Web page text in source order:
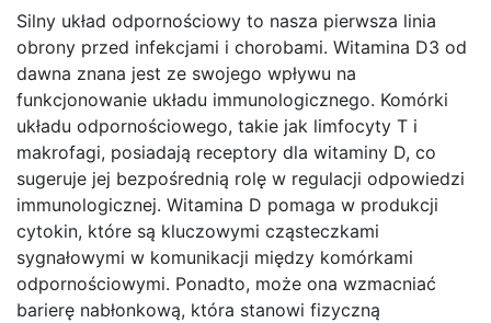
Silny układ odpornościowy to nasza pierwsza linia
obrony przed infekcjami i chorobami. Witamina D3 od
dawna znana jest ze swojego wpływu na
funkcjonowanie układu immunologicznego. Komórki
układu odpornościowego, takie jak limfocyty T i
makrofagi, posiadają receptory dla witaminy D, co
sugeruje jej bezpośrednią rolę w regulacji odpowiedzi
immunologicznej. Witamina D pomaga w produkcji
cytokin, które są kluczowymi cząsteczkami
sygnałowymi w komunikacji między komórkami
odpornościowymi. Ponadto, może ona wzmacniać
barierę nabłonkową, która stanowi fizyczną